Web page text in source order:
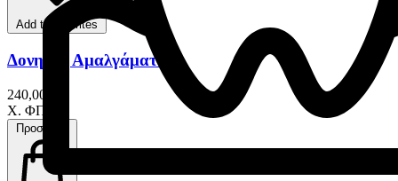
Add to favorites
Δονητής Αμαλγάματος
240,00 €
Χ. ΦΠΑ
Προσθήκη